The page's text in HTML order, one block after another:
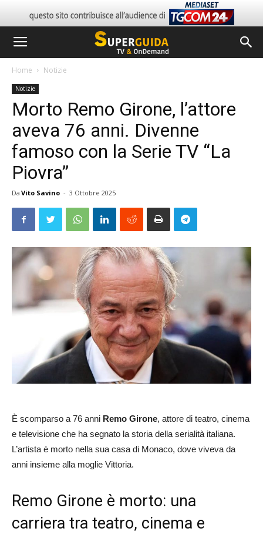
Home Notizie
Notizie
Morto Remo Girone, l’attore
aveva 76 anni. Divenne
famoso con la Serie TV “La
Piovra”
Da Vito Savino - 3 Ottobre 2025
È scomparso a 76 anni Remo Girone, attore di teatro, cinema
e televisione che ha segnato la storia della serialità italiana.
L’artista è morto nella sua casa di Monaco, dove viveva da
anni insieme alla moglie Vittoria.
Remo Girone è morto: una
carriera tra teatro, cinema e